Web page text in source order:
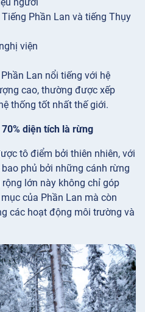
Tiếng Phần Lan và tiếng Thụy
viện
Phần Lan nổi tiếng với hệ
cao, thường được xếp
thống tốt nhất thế giới.
diện tích là rừng
tô điểm bởi thiên nhiên, với
phủ bởi những cánh rừng
lớn này không chỉ góp
của Phần Lan mà còn
các hoạt động môi trường và